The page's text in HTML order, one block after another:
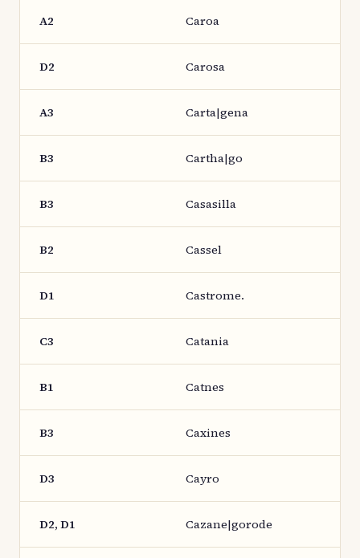
A2 Caroa
D2 Carosa
A3 Carta|gena
B3 Cartha|go
B3 Casasilla
B2 Cassel
D1 Castrome.
C3 Catania
B1 Catnes
B3 Caxines
D3 Cayro
D2, D1 Cazane|gorode